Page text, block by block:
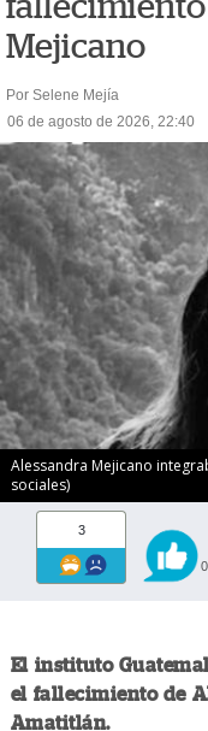
Mejicano
Por Selene Mejía
06 de agosto de 2026, 22:40
Alessandra Mejicano
sociales)
3
0
El instituto
el fallecimiento de
Amatitlán.